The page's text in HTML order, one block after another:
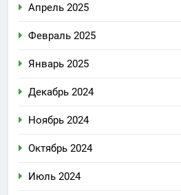
Апрель 2025
Февраль 2025
Январь 2025
Декабрь 2024
Ноябрь 2024
Октябрь 2024
Июль 2024